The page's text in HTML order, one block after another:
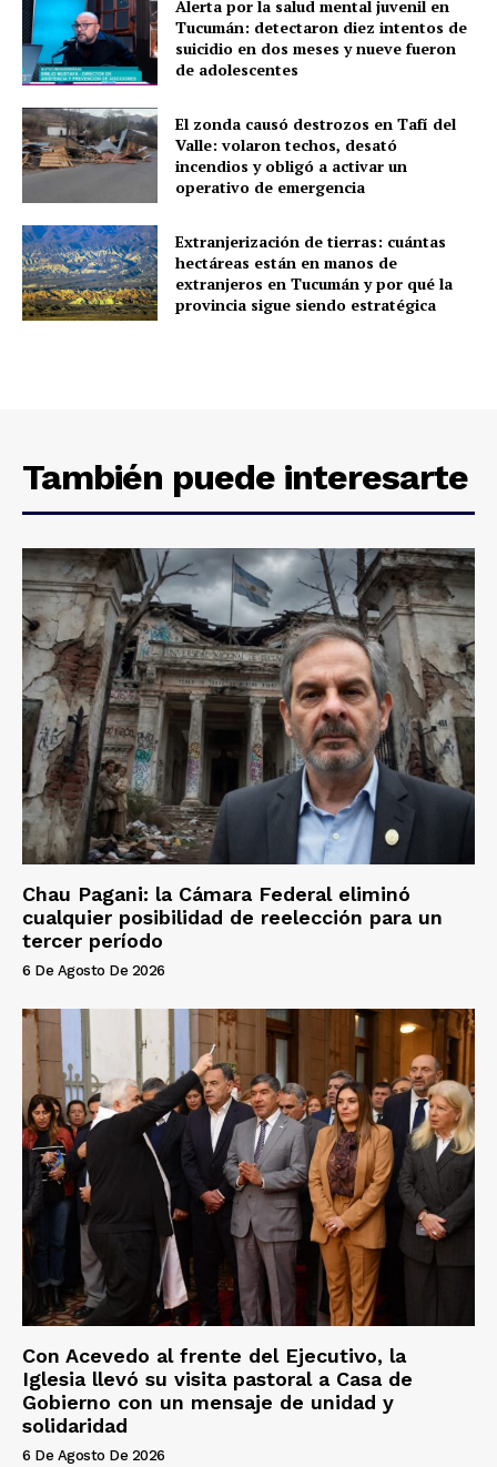
Alerta por la salud mental juvenil en
Tucumán: detectaron diez intentos de
suicidio en dos meses y nueve fueron
de adolescentes
El zonda causó destrozos en Tafí del
Valle: volaron techos, desató
incendios y obligó a activar un
operativo de emergencia
Extranjerización de tierras: cuántas
hectáreas están en manos de
extranjeros en Tucumán y por qué la
provincia sigue siendo estratégica
También puede interesarte
Chau Pagani: la Cámara Federal eliminó
cualquier posibilidad de reelección para un
tercer período
6 De Agosto De 2026
Con Acevedo al frente del Ejecutivo, la
Iglesia llevó su visita pastoral a Casa de
Gobierno con un mensaje de unidad y
solidaridad
6 De Agosto De 2026